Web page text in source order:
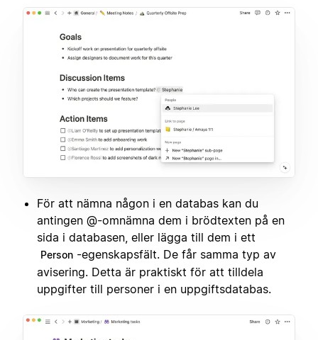
För att nämna någon i en databas kan du
antingen @-omnämna dem i brödtexten på en
sida i databasen, eller lägga till dem i ett
Person -egenskapsfält. De får samma typ av
avisering. Detta är praktiskt för att tilldela
uppgifter till personer i en uppgiftsdatabas.